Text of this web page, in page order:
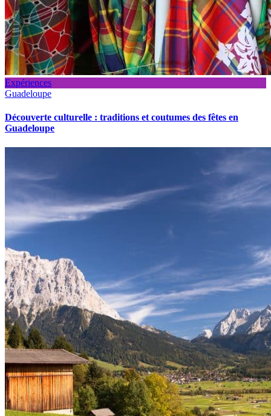
Expériences
Guadeloupe
Découverte culturelle : traditions et coutumes des fêtes en
Guadeloupe